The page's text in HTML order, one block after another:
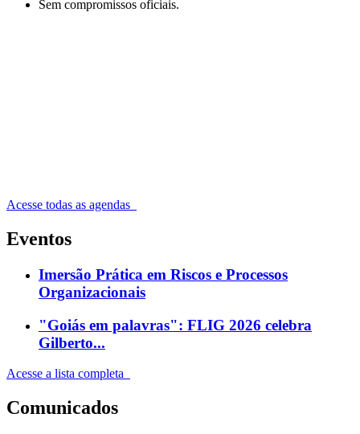
Sem compromissos oficiais.
Acesse todas as agendas
Eventos
Imersão Prática em Riscos e Processos
Organizacionais
"Goiás em palavras": FLIG 2026 celebra
Gilberto...
Acesse a lista completa
Comunicados